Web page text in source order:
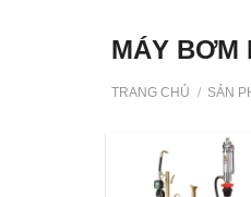
MÁY BƠM
TRANG CHỦ / SẢN